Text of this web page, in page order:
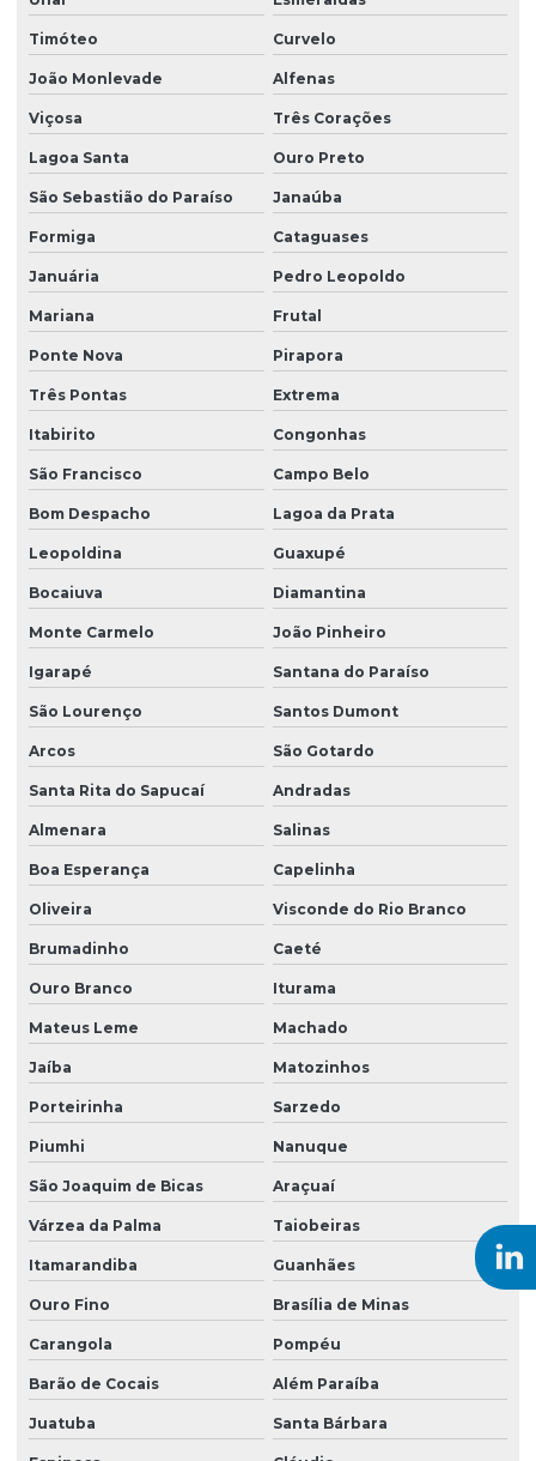
Plano de monitoramento ambiental
Projeto geométrico de terraplenagem
Projeto de restauração florestal
Projeto terraplenagem
Projeto de terraplenagem corte e aterro
Relatório de investigação ambiental
Relatório de investigação confirmatória
Remediação de águas subterrâneas
Remediação de áreas contaminadas
Remediação de áreas degradadas
Serviço de sondagem
Serviço de sondagem mista
Serviço de sondagem a percussão
Serviço de sondagem de solos
Serviço de sondagem a trado
Serviço de topografia
Sistemas de remediação ambiental
Sondagem ambiental
Sondagem do tipo rotativa
Sondagem empresas
Sondagem geoelétrica
Sondagem geofísica
Sondagem geológica
Sondagem geotécnica SPT
Sondagem mista
Sondagem a percussão lavagem
Sondagem a percussão com torque
Sondagem de reconhecimento do solo
Timóteo Curvelo
João Monlevade Alfenas
Viçosa Três Corações
Lagoa Santa Ouro Preto
São Sebastião do Paraíso Janaúba
Formiga Cataguases
Januária Pedro Leopoldo
Mariana Frutal
Ponte Nova Pirapora
Três Pontas Extrema
Itabirito Congonhas
São Francisco Campo Belo
Bom Despacho Lagoa da Prata
Leopoldina Guaxupé
Bocaiuva Diamantina
Monte Carmelo João Pinheiro
Igarapé Santana do Paraíso
São Lourenço Santos Dumont
Arcos São Gotardo
Santa Rita do Sapucaí Andradas
Almenara Salinas
Boa Esperança Capelinha
Oliveira Visconde do Rio Branco
Brumadinho Caeté
Ouro Branco Iturama
Mateus Leme Machado
Jaíba Matozinhos
Porteirinha Sarzedo
Piumhi Nanuque
São Joaquim de Bicas Araçuaí
Várzea da Palma Taiobeiras
Itamarandiba Guanhães
Ouro Fino Brasília de Minas
Carangola Pompéu
Barão de Cocais Além Paraíba
Juatuba Santa Bárbara